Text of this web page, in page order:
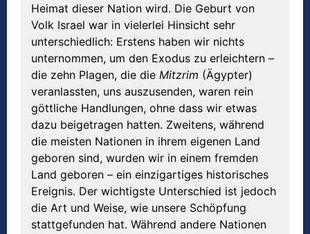
Heimat dieser Nation wird. Die Geburt von
Volk Israel war in vielerlei Hinsicht sehr
unterschiedlich: Erstens haben wir nichts
unternommen, um den Exodus zu erleichtern –
die zehn Plagen, die die Mitzrim (Ägypter)
veranlassten, uns auszusenden, waren rein
göttliche Handlungen, ohne dass wir etwas
dazu beigetragen hatten. Zweitens, während
die meisten Nationen in ihrem eigenen Land
geboren sind, wurden wir in einem fremden
Land geboren – ein einzigartiges historisches
Ereignis. Der wichtigste Unterschied ist jedoch
die Art und Weise, wie unsere Schöpfung
stattgefunden hat. Während andere Nationen